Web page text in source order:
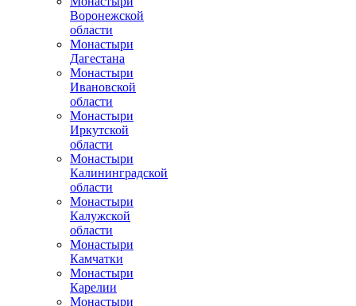
Воронежской
области
Монастыри
Дагестана
Монастыри
Ивановской
области
Монастыри
Иркутской
области
Монастыри
Калининградской
области
Монастыри
Калужской
области
Монастыри
Камчатки
Монастыри
Карелии
Монастыри